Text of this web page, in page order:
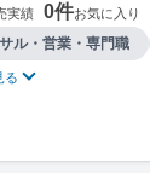
実績 0件お気に入り
ル・営業・専門職
る